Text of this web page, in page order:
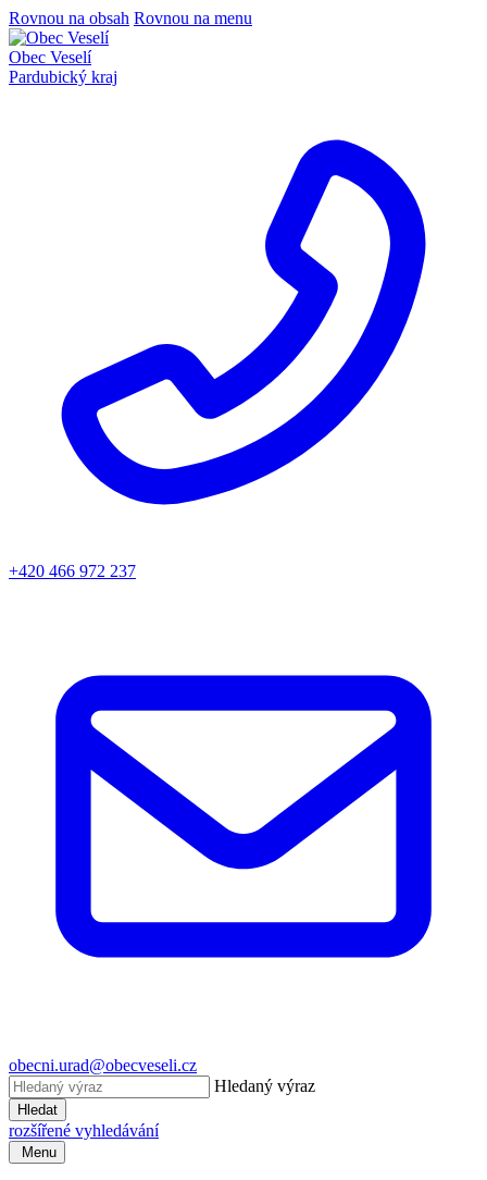
Rovnou na obsah Rovnou na menu
Obec Veselí
Pardubický kraj
+420 466 972 237
obecni.urad@obecveseli.cz
Hledaný výraz
Hledat
rozšířené vyhledávání
Menu